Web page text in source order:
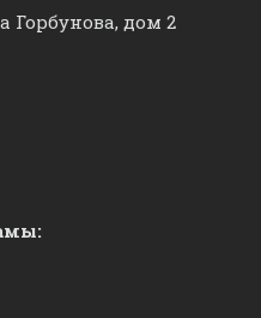
Горбунова, дом 2